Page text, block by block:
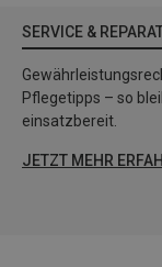
SERVICE &
Pflegetipps – so
einsatzbereit.
JETZT MEHR